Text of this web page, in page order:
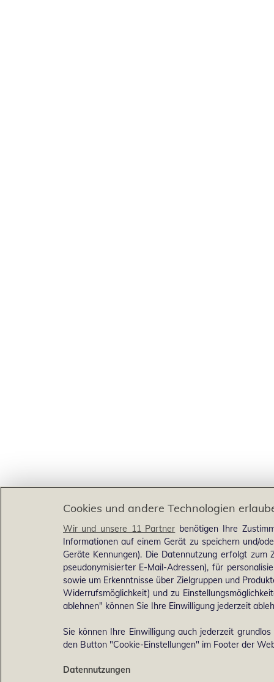
Cookies und andere Technologien
Wir und unsere 11 Partner benötigen Ihre
Informationen auf einem Gerät zu speichern und/
Geräte Kennungen). Die Datennutzung erfolgt
pseudonymisierter E-Mail-Adressen), für
sowie um Erkenntnisse über Zielgruppen und
Widerrufsmöglichkeit) und zu
ablehnen" können Sie Ihre Einwilligung jederzeit
Sie können Ihre Einwilligung auch jederzeit
den Button "Cookie-Einstellungen" im Footer der
Datennutzungen